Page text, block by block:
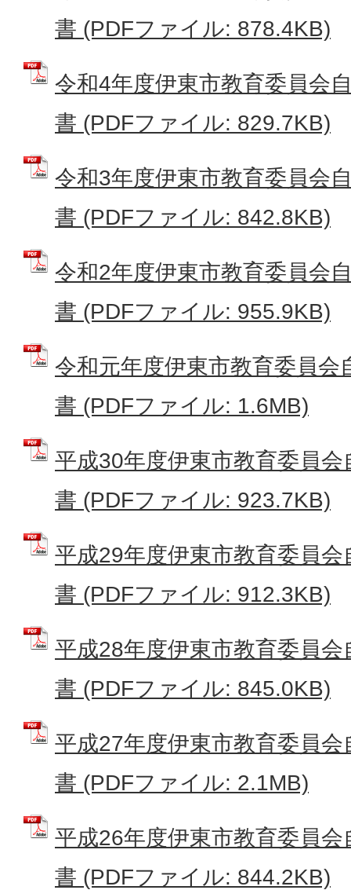
書 (PDFファイル: 878.4KB)
令和4年度伊東市教育委員会
書 (PDFファイル: 829.7KB)
令和3年度伊東市教育委員会
書 (PDFファイル: 842.8KB)
令和2年度伊東市教育委員会
書 (PDFファイル: 955.9KB)
令和元年度伊東市教育委員会
書 (PDFファイル: 1.6MB)
平成30年度伊東市教育委員
書 (PDFファイル: 923.7KB)
平成29年度伊東市教育委員
書 (PDFファイル: 912.3KB)
平成28年度伊東市教育委員
書 (PDFファイル: 845.0KB)
平成27年度伊東市教育委員
書 (PDFファイル: 2.1MB)
平成26年度伊東市教育委員
書 (PDFファイル: 844.2KB)